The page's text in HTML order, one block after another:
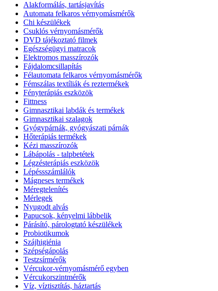
Alakformálás, tartásjavítás
Automata felkaros vérnyomásmérők
Chi készülékek
Csuklós vérnyomásmérők
DVD tájékoztató filmek
Egészségügyi matracok
Elektromos masszírozók
Fájdalomcsillapítás
Félautomata felkaros vérnyomásmérők
Fémszálas textíliák és reztermékek
Fényterápiás eszközök
Fittness
Gimnasztikai labdák és termékek
Gimnasztikai szalagok
Gyógypárnák, gyógyászati párnák
Hőterápiás termékek
Kézi masszírozók
Lábápolás - talpbetétek
Légzésterápiás eszközök
Lépéssszámlálók
Mágneses termékek
Méregtelenítés
Mérlegek
Nyugodt alvás
Papucsok, kényelmi lábbelik
Párásító, párologtató készülékek
Probiotikumok
Szájhigiénia
Szépségápolás
Testzsírmérők
Vércukor-vérnyomásmérő egyben
Vércukorszintmérők
Víz, víztisztítás, háztartás